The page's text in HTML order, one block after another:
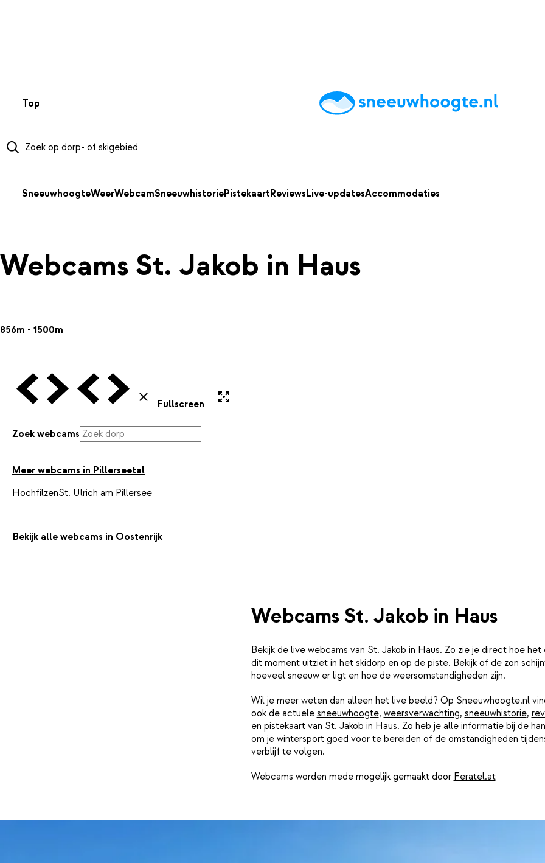
Top 50 AccommodatiesTipsReviewsLive updatesApp
SneeuwhoogteWeerWebcamSneeuwhistoriePistekaartReviewsLive-updatesAccommodaties
Webcams St. Jakob in Haus
856m - 1500m
Vorige Webcam
Volgende Webcam
Vorige Webcam
Volgende Webcam
Sluiten
Fullscreen
Zoek webcams
Meer webcams in Pillerseetal
HochfilzenSt. Ulrich am Pillersee
Bekijk alle webcams in Oostenrijk
Webcams St. Jakob in Haus
Bekijk de live webcams van St. Jakob in Haus. Zo zie je direct hoe het
dit moment uitziet in het skidorp en op de piste. Bekijk of de zon
hoeveel sneeuw er ligt en hoe de weersomstandigheden zijn.
Wil je meer weten dan alleen het live beeld? Op Sneeuwhoogte.nl
ook de actuele sneeuwhoogte, weersverwachting, sneeuwhistorie,
en pistekaartvan St. Jakob in Haus. Zo heb je alle informatie bij de
om je wintersport goed voor te bereiden of de omstandigheden
verblijf te volgen.
Webcams worden mede mogelijk gemaakt door Feratel.at